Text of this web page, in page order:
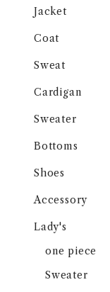
Jacket
Coat
Sweat
Cardigan
Sweater
Bottoms
Shoes
Accessory
Lady's
one piece
Sweater